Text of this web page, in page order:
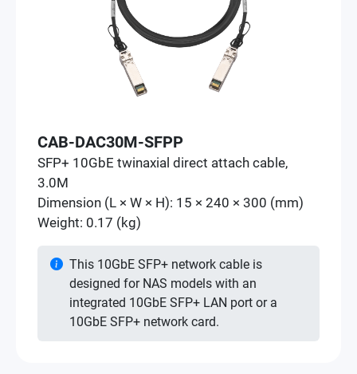
CAB-DAC30M-SFPP
SFP+ 10GbE twinaxial direct attach cable,
3.0M
Dimension (L × W × H): 15 × 240 × 300 (mm)
Weight: 0.17 (kg)
This 10GbE SFP+ network cable is
designed for NAS models with an
integrated 10GbE SFP+ LAN port or a
10GbE SFP+ network card.